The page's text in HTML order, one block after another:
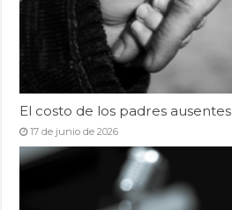
El costo de los padres ausentes
17 de junio de 2026